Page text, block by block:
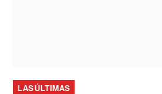
LAS ÚLTIMAS